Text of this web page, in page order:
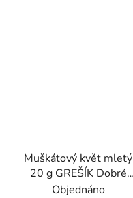
Muškátový květ mletý
20 g GREŠÍK Dobré
koření
Objednáno